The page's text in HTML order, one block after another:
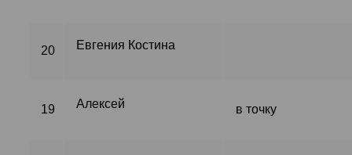
20 Евгения Костина
19 Алексей в точку